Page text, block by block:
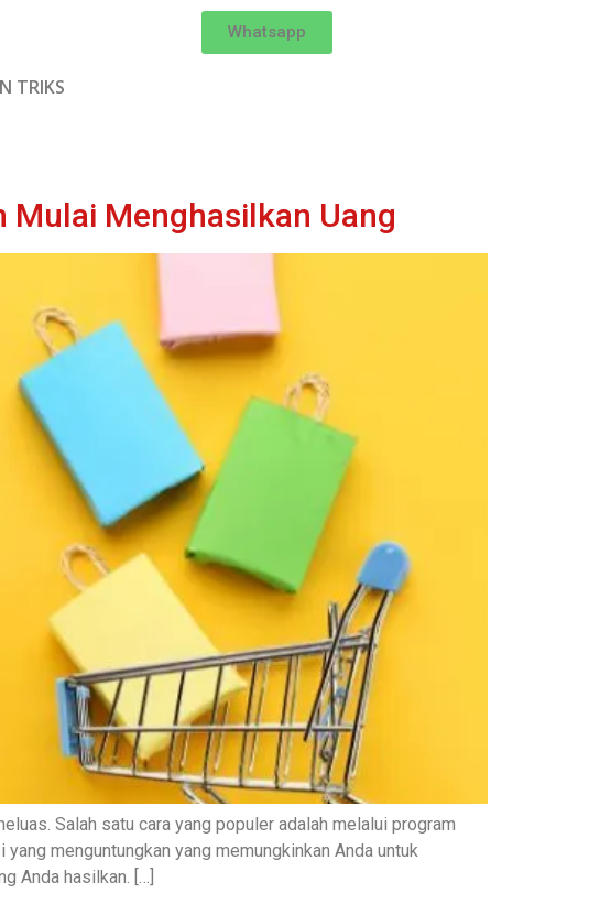
TRIKS
Whatsapp
Mulai Menghasilkan Uang
Salah satu cara yang populer adalah melalui program
menguntungkan yang memungkinkan Anda untuk
Anda hasilkan. […]